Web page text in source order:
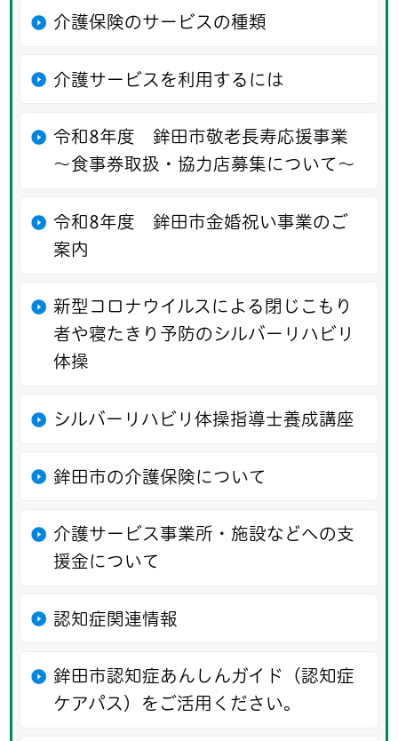
介護保険のサービスの種類
介護サービスを利用するには
令和8年度 鉾田市敬老長寿応援事業
〜食事券取扱・協力店募集について〜
令和8年度 鉾田市金婚祝い事業のご
案内
新型コロナウイルスによる閉じこもり
者や寝たきり予防のシルバーリハビリ
体操
シルバーリハビリ体操指導士養成講座
鉾田市の介護保険について
介護サービス事業所・施設などへの支
援金について
認知症関連情報
鉾田市認知症あんしんガイド（認知症
ケアパス）をご活用ください。